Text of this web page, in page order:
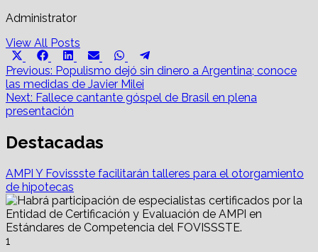
Administrator
View All Posts
Share
on
(Twitter)
Share
on
Facebook
Share
on
LinkedIn
Share
on
Email
Share
on
WhatsApp
on
Post
navigation
Previous: Populismo dejó sin dinero a Argentina; conoce
las medidas de Javier Milei
Next: Fallece cantante góspel de Brasil en plena
presentación
Destacadas
AMPI Y Fovissste facilitarán talleres para el otorgamiento
de hipotecas
1